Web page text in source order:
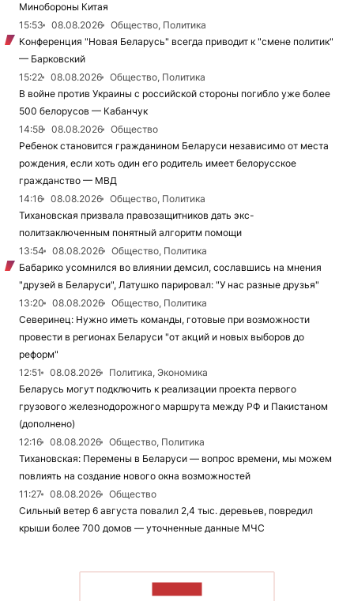
Минобороны Китая
15:53
08.08.2026
Общество, Политика
Конференция "Новая Беларусь" всегда приводит к "смене политик"
— Барковский
15:22
08.08.2026
Общество, Политика
В войне против Украины с российской стороны погибло уже более
500 белорусов — Кабанчук
14:58
08.08.2026
Общество
Ребенок становится гражданином Беларуси независимо от места
рождения, если хоть один его родитель имеет белорусское
гражданство — МВД
14:16
08.08.2026
Общество, Политика
Тихановская призвала правозащитников дать экс-
политзаключенным понятный алгоритм помощи
13:54
08.08.2026
Общество, Политика
Бабарико усомнился во влиянии демсил, сославшись на мнения
"друзей в Беларуси", Латушко парировал: "У нас разные друзья"
13:20
08.08.2026
Общество, Политика
Северинец: Нужно иметь команды, готовые при возможности
провести в регионах Беларуси "от акций и новых выборов до
реформ"
12:51
08.08.2026
Политика, Экономика
Беларусь могут подключить к реализации проекта первого
грузового железнодорожного маршрута между РФ и Пакистаном
(дополнено)
12:16
08.08.2026
Общество, Политика
Тихановская: Перемены в Беларуси — вопрос времени, мы можем
повлиять на создание нового окна возможностей
11:27
08.08.2026
Общество
Сильный ветер 6 августа повалил 2,4 тыс. деревьев, повредил
крыши более 700 домов — уточненные данные МЧС